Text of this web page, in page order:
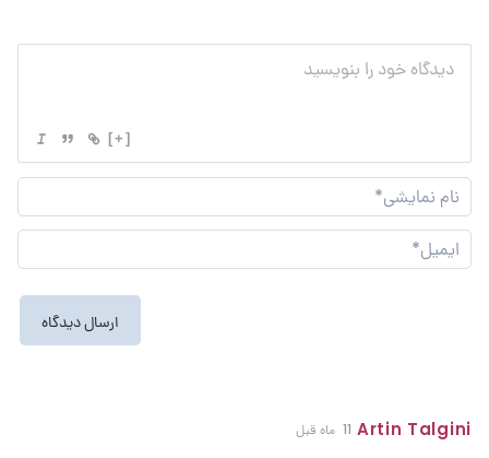
[+]
نام
Artin Talgini 11 ماه قبل